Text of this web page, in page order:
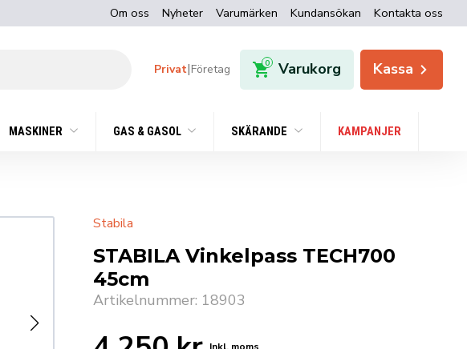
Om oss Nyheter Varumärken Kundansökan Kontakta oss
Privat|Företag 0 Varukorg Kassa
MASKINER GAS & GASOL SKÄRANDE KAMPANJER
Stabila
STABILA Vinkelpass TECH700
45cm
Artikelnummer: 18903